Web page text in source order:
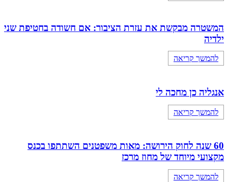
המשטרה מבקשת את עזרת הציבור: אם חשודה בחטיפת שני
ילדיה
להמשך קריאה
אנגליה כן מחכה לי
להמשך קריאה
60 שנה לחוק הירושה: מאות משפטנים השתתפו בכנס
מקצועי מיוחד של מחוז מרכז
להמשך קריאה